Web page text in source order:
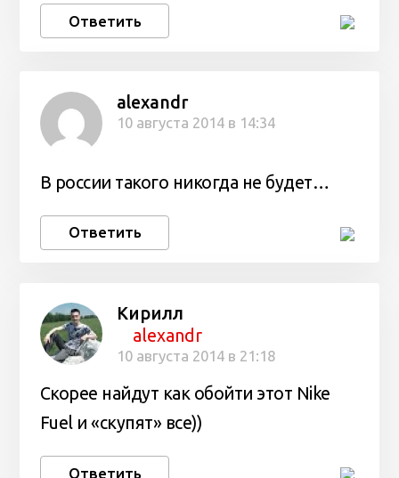
Ответить
alexandr
10 августа 2014 в 14:34
В россии такого никогда не будет…
Ответить
Кирилл
alexandr
10 августа 2014 в 21:18
Скорее найдут как обойти этот Nike
Fuel и «скупят» все))
Ответить